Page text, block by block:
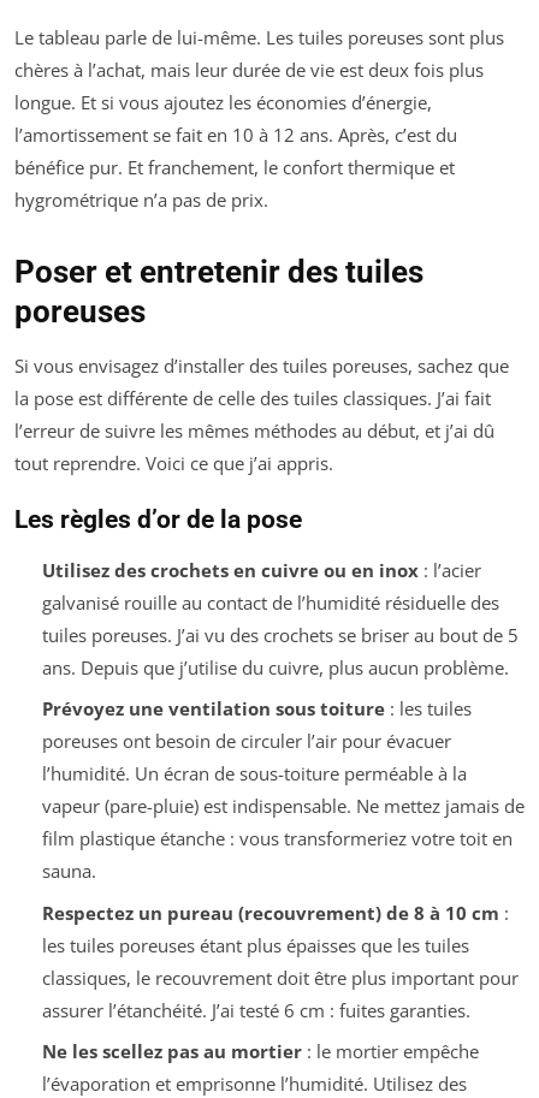
Le tableau parle de lui-même. Les tuiles poreuses sont plus
chères à l’achat, mais leur durée de vie est deux fois plus
longue. Et si vous ajoutez les économies d’énergie,
l’amortissement se fait en 10 à 12 ans. Après, c’est du
bénéfice pur. Et franchement, le confort thermique et
hygrométrique n’a pas de prix.
Poser et entretenir des tuiles
poreuses
Si vous envisagez d’installer des tuiles poreuses, sachez que
la pose est différente de celle des tuiles classiques. J’ai fait
l’erreur de suivre les mêmes méthodes au début, et j’ai dû
tout reprendre. Voici ce que j’ai appris.
Les règles d’or de la pose
Utilisez des crochets en cuivre ou en inox: l’acier
galvanisé rouille au contact de l’humidité résiduelle des
tuiles poreuses. J’ai vu des crochets se briser au bout de 5
ans. Depuis que j’utilise du cuivre, plus aucun problème.
Prévoyez une ventilation sous toiture: les tuiles
poreuses ont besoin de circuler l’air pour évacuer
l’humidité. Un écran de sous-toiture perméable à la
vapeur (pare-pluie) est indispensable. Ne mettez jamais de
film plastique étanche : vous transformeriez votre toit en
sauna.
Respectez un pureau (recouvrement) de 8 à 10 cm :
les tuiles poreuses étant plus épaisses que les tuiles
classiques, le recouvrement doit être plus important pour
assurer l’étanchéité. J’ai testé 6 cm : fuites garanties.
Ne les scellez pas au mortier: le mortier empêche
l’évaporation et emprisonne l’humidité. Utilisez des